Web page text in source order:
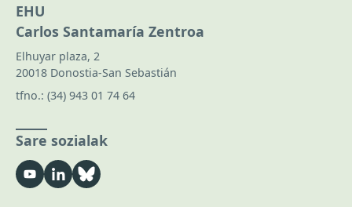
EHU
Carlos Santamaría Zentroa
Elhuyar plaza, 2
20018 Donostia-San Sebastián
tfno.: (34) 943 01 74 64
Sare sozialak